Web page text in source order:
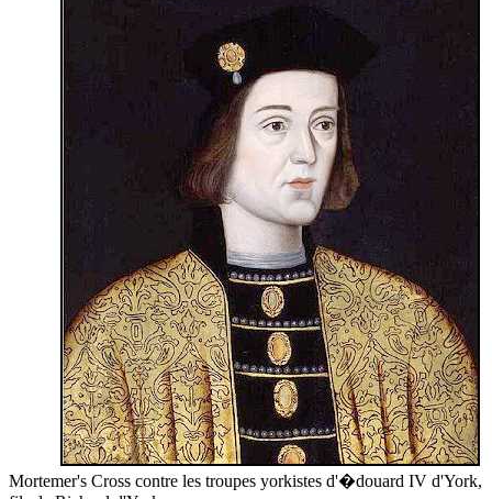
Mortemer's Cross contre les troupes yorkistes d'�douard IV d'York,